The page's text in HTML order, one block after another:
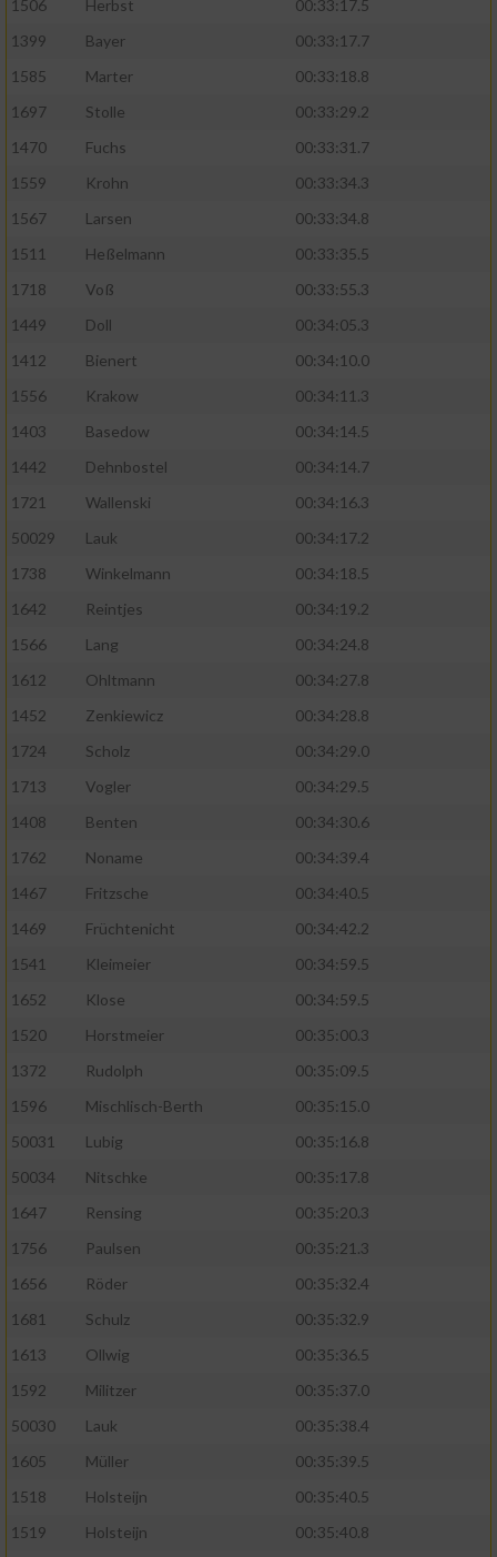
1506
Herbst
00:33:17.5
1399
Bayer
00:33:17.7
1585
Marter
00:33:18.8
1697
Stolle
00:33:29.2
1470
Fuchs
00:33:31.7
1559
Krohn
00:33:34.3
1567
Larsen
00:33:34.8
1511
Heßelmann
00:33:35.5
1718
Voß
00:33:55.3
1449
Doll
00:34:05.3
1412
Bienert
00:34:10.0
1556
Krakow
00:34:11.3
1403
Basedow
00:34:14.5
1442
Dehnbostel
00:34:14.7
1721
Wallenski
00:34:16.3
50029
Lauk
00:34:17.2
1738
Winkelmann
00:34:18.5
1642
Reintjes
00:34:19.2
1566
Lang
00:34:24.8
1612
Ohltmann
00:34:27.8
1452
Zenkiewicz
00:34:28.8
1724
Scholz
00:34:29.0
1713
Vogler
00:34:29.5
1408
Benten
00:34:30.6
1762
Noname
00:34:39.4
1467
Fritzsche
00:34:40.5
1469
Früchtenicht
00:34:42.2
1541
Kleimeier
00:34:59.5
1652
Klose
00:34:59.5
1520
Horstmeier
00:35:00.3
1372
Rudolph
00:35:09.5
1596
Mischlisch-Berth
00:35:15.0
50031
Lubig
00:35:16.8
50034
Nitschke
00:35:17.8
1647
Rensing
00:35:20.3
1756
Paulsen
00:35:21.3
1656
Röder
00:35:32.4
1681
Schulz
00:35:32.9
1613
Ollwig
00:35:36.5
1592
Militzer
00:35:37.0
50030
Lauk
00:35:38.4
1605
Müller
00:35:39.5
1518
Holsteijn
00:35:40.5
1519
Holsteijn
00:35:40.8